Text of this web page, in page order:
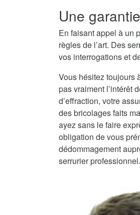
Une
En faisant appel à un
règles de l’art. Des
vos interrogations et
Vous hésitez toujours
pas vraiment l’intérêt
d’effraction, votre
des bricolages faits
ayez sans le faire
obligation de vous
dédommagement
serrurier professionnel.